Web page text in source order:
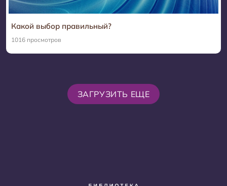
Какой выбор правильный?
1016 просмотров
ЗАГРУЗИТЬ ЕЩЕ